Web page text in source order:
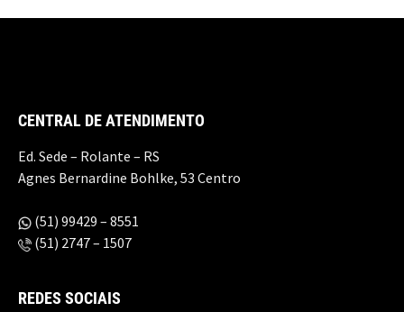
CENTRAL DE ATENDIMENTO
Ed. Sede – Rolante – RS
Agnes Bernardine Bohlke, 53 Centro
(51) 99429 – 8551
(51) 2747 – 1507
REDES SOCIAIS